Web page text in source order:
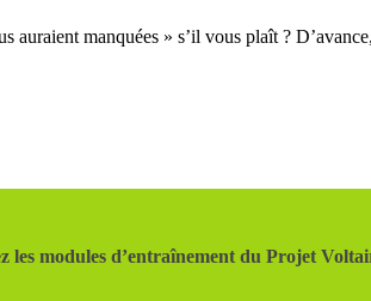
manquées » s’il vous plaît ?
les modules d’entraînement du Projet